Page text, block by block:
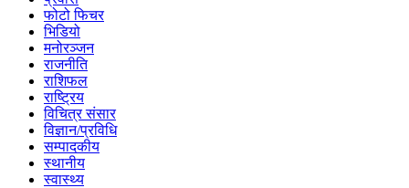
फोटो फिचर
भिडियो
मनोरञ्जन
राजनीति
राशिफल
राष्ट्रिय
विचित्र संसार
विज्ञान/प्रविधि
सम्पादकीय
स्थानीय
स्वास्थ्य